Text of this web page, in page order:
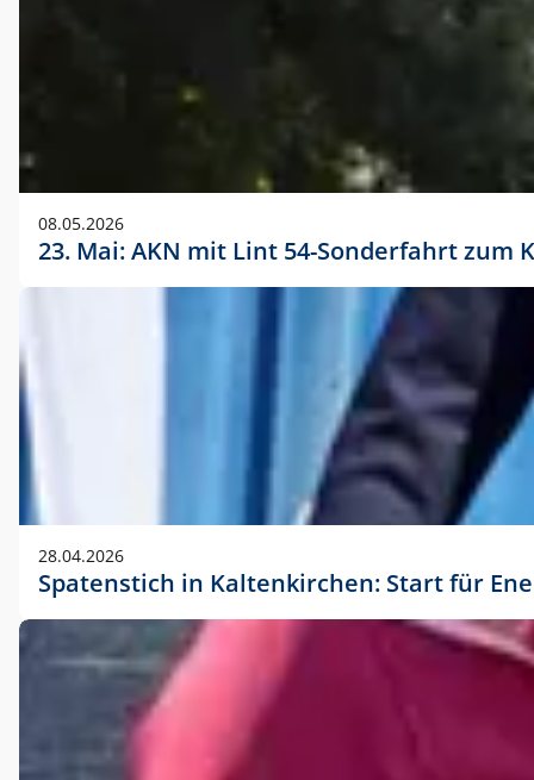
08.05.2026
23. Mai: AKN mit Lint 54-Sonderfahrt
28.04.2026
Spatenstich in Kaltenkirchen: Start für